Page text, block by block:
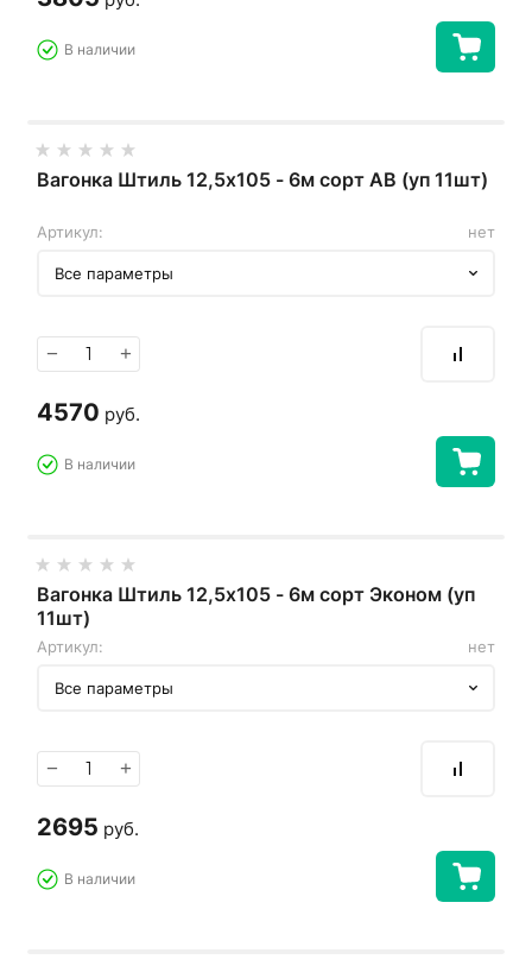
В наличии
Вагонка Штиль 12,5х105 - 6м сорт АВ (уп 11шт)
Артикул: нет
Все параметры
− +
4570 руб.
В наличии
Вагонка Штиль 12,5х105 - 6м сорт Эконом (уп
11шт)
Артикул: нет
Все параметры
− +
2695 руб.
В наличии